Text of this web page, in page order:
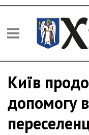
Київ
допомогу